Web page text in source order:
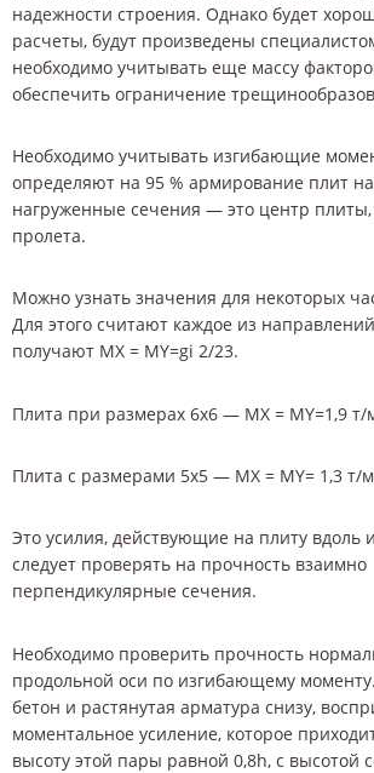
надежности строения. Однако будет
расчеты, будут произведены
необходимо учитывать еще массу
обеспечить ограничение
Необходимо учитывать изгибающие
определяют на 95 % армирование плит
нагруженные сечения — это центр
пролета.
Можно узнать значения для некоторых
Для этого считают каждое из
получают MX = MY=gi 2/23.
Плита при размерах 6х6 — MX = MY=1,9 т/
Плита с размерами 5х5 — MX = MY= 1,3 т/
Это усилия, действующие на плиту вдоль
следует проверять на прочность взаимно
перпендикулярные сечения.
Необходимо проверить прочность
продольной оси по изгибающему
бетон и растянутая арматура снизу,
моментальное усиление, которое
высоту этой пары равной 0,8h, с